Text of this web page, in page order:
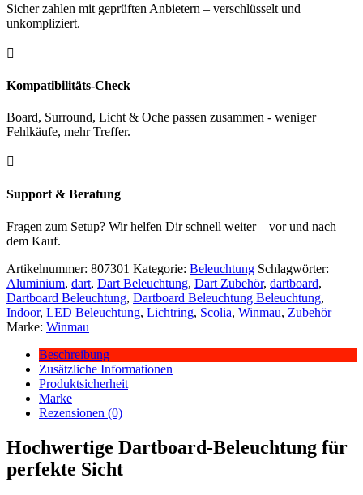
Sicher zahlen mit geprüften Anbietern – verschlüsselt und
unkompliziert.

Kompatibilitäts-Check
Board, Surround, Licht & Oche passen zusammen - weniger
Fehlkäufe, mehr Treffer.

Support & Beratung
Fragen zum Setup? Wir helfen Dir schnell weiter – vor und nach
dem Kauf.
Artikelnummer: 807301 Kategorie: Beleuchtung Schlagwörter:
Aluminium, dart, Dart Beleuchtung, Dart Zubehör, dartboard,
Dartboard Beleuchtung, Dartboard Beleuchtung Beleuchtung,
Indoor, LED Beleuchtung, Lichtring, Scolia, Winmau, Zubehör
Marke: Winmau
Beschreibung
Zusätzliche Informationen
Produktsicherheit
Marke
Rezensionen (0)
Hochwertige Dartboard-Beleuchtung für
perfekte Sicht